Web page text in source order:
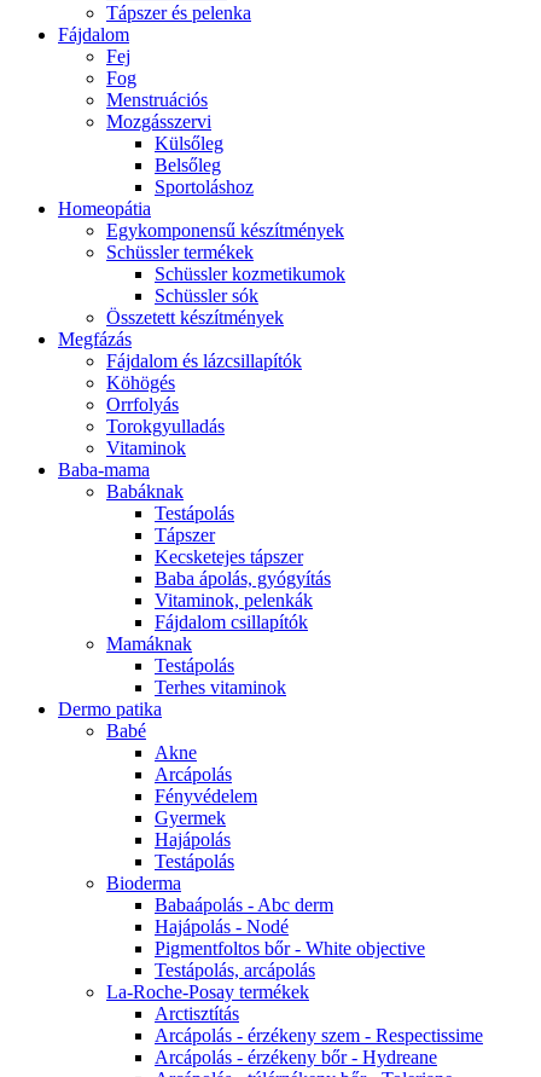
Tápszer és pelenka
Fájdalom
Fej
Fog
Menstruációs
Mozgásszervi
Külsőleg
Belsőleg
Sportoláshoz
Homeopátia
Egykomponensű készítmények
Schüssler termékek
Schüssler kozmetikumok
Schüssler sók
Összetett készítmények
Megfázás
Fájdalom és lázcsillapítók
Köhögés
Orrfolyás
Torokgyulladás
Vitaminok
Baba-mama
Babáknak
Testápolás
Tápszer
Kecsketejes tápszer
Baba ápolás, gyógyítás
Vitaminok, pelenkák
Fájdalom csillapítók
Mamáknak
Testápolás
Terhes vitaminok
Dermo patika
Babé
Akne
Arcápolás
Fényvédelem
Gyermek
Hajápolás
Testápolás
Bioderma
Babaápolás - Abc derm
Hajápolás - Nodé
Pigmentfoltos bőr - White objective
Testápolás, arcápolás
La-Roche-Posay termékek
Arctisztítás
Arcápolás - érzékeny szem - Respectissime
Arcápolás - érzékeny bőr - Hydreane